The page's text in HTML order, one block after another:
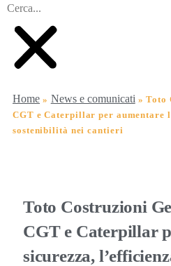
Home » News e comunicati »Toto
CGT e Caterpillar per aumentare
sostenibilità nei cantieri
Toto Costruzioni
CGT e Caterpillar
sicurezza,